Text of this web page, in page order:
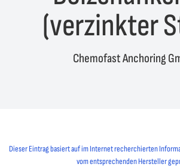
(verzinkter
Chemofast Anchoring
Dieser Eintrag basiert auf im Internet recherchierten
vom entsprechenden Hersteller